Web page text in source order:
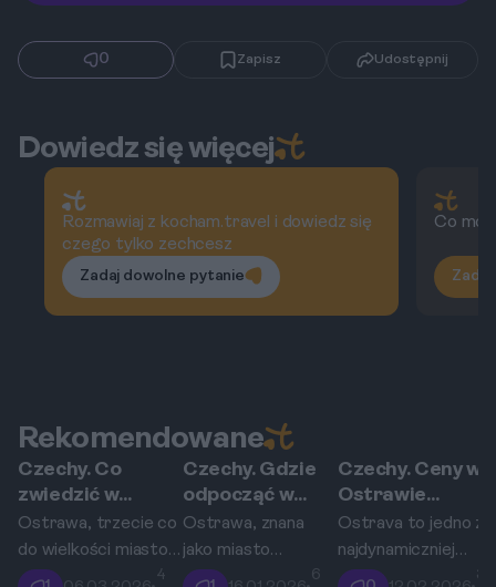
0 Zapisz Udostępnij
Dowiedz się więcej
Rozmawiaj z kocham.travel i dowiedz się
czego tylko zechcesz
Zadaj dowolne pytanie
Co
Rekomendowane
Ostrawa
Czechy. Co
zwiedzić w
Ostrawie? Dolne
Witkowice, ulica
Stodolní i Nowy
Ostrawa, trzecie co
do wielkości miasto
Czech, to idealny cel
4
Ostrawa
Czechy. Gdzie
odpocząć w
Ostrawie?
Parki i tereny
zielone w
Ostrawa, znana
jako miasto
górnicze, zachwyca
6
Ostrawa
Czechy. Ceny w
Ostrawie
2025/26: Ile
kosztuje wstęp
do Dolnych
Ostrava to jedno z
najdynamiczniej
rozwijających się
3